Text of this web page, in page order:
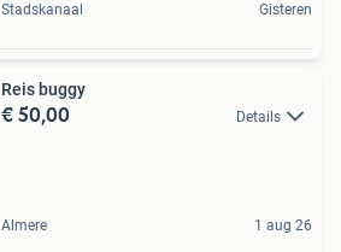
Stadskanaal Gisteren
Reis buggy
€ 50,00 Details
Almere 1 aug 26